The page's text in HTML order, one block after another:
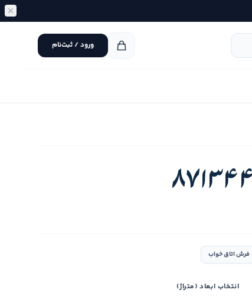
ورود / ثبت‌نام
فرش اتاق خواب
انتخاب ابعاد (متراژ)